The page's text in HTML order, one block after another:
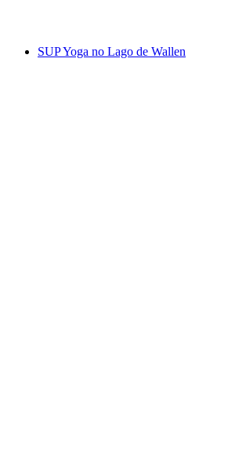
SUP Yoga no Lago de Wallen